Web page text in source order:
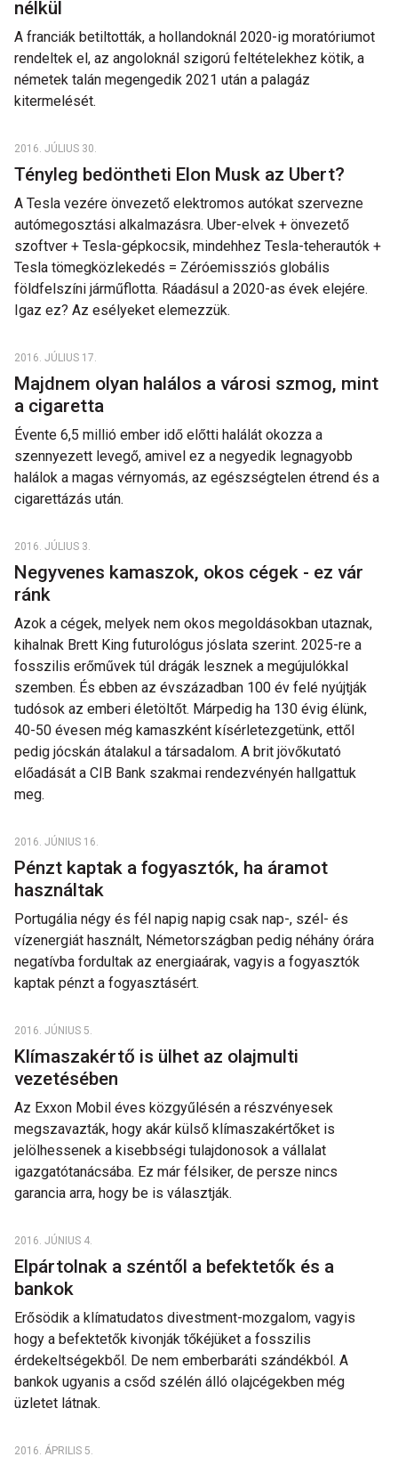
nélkül
A franciák betiltották, a hollandoknál 2020-ig moratóriumot
rendeltek el, az angoloknál szigorú feltételekhez kötik, a
németek talán megengedik 2021 után a palagáz
kitermelését.
2016. JÚLIUS 30.
Tényleg bedöntheti Elon Musk az Ubert?
A Tesla vezére önvezető elektromos autókat szervezne
autómegosztási alkalmazásra. Uber-elvek + önvezető
szoftver + Tesla-gépkocsik, mindehhez Tesla-teherautók +
Tesla tömegközlekedés = Zéróemissziós globális
földfelszíni járműflotta. Ráadásul a 2020-as évek elejére.
Igaz ez? Az esélyeket elemezzük.
2016. JÚLIUS 17.
Majdnem olyan halálos a városi szmog, mint
a cigaretta
Évente 6,5 millió ember idő előtti halálát okozza a
szennyezett levegő, amivel ez a negyedik legnagyobb
halálok a magas vérnyomás, az egészségtelen étrend és a
cigarettázás után.
2016. JÚLIUS 3.
Negyvenes kamaszok, okos cégek - ez vár
ránk
Azok a cégek, melyek nem okos megoldásokban utaznak,
kihalnak Brett King futurológus jóslata szerint. 2025-re a
fosszilis erőművek túl drágák lesznek a megújulókkal
szemben. És ebben az évszázadban 100 év felé nyújtják
tudósok az emberi életöltőt. Márpedig ha 130 évig élünk,
40-50 évesen még kamaszként kísérletezgetünk, ettől
pedig jócskán átalakul a társadalom. A brit jövőkutató
előadását a CIB Bank szakmai rendezvényén hallgattuk
meg.
2016. JÚNIUS 16.
Pénzt kaptak a fogyasztók, ha áramot
használtak
Portugália négy és fél napig napig csak nap-, szél- és
vízenergiát használt, Németországban pedig néhány órára
negatívba fordultak az energiaárak, vagyis a fogyasztók
kaptak pénzt a fogyasztásért.
2016. JÚNIUS 5.
Klímaszakértő is ülhet az olajmulti
vezetésében
Az Exxon Mobil éves közgyűlésén a részvényesek
megszavazták, hogy akár külső klímaszakértőket is
jelölhessenek a kisebbségi tulajdonosok a vállalat
igazgatótanácsába. Ez már félsiker, de persze nincs
garancia arra, hogy be is választják.
2016. JÚNIUS 4.
Elpártolnak a széntől a befektetők és a
bankok
Erősödik a klímatudatos divestment-mozgalom, vagyis
hogy a befektetők kivonják tőkéjüket a fosszilis
érdekeltségekből. De nem emberbaráti szándékból. A
bankok ugyanis a csőd szélén álló olajcégekben még
üzletet látnak.
2016. ÁPRILIS 5.